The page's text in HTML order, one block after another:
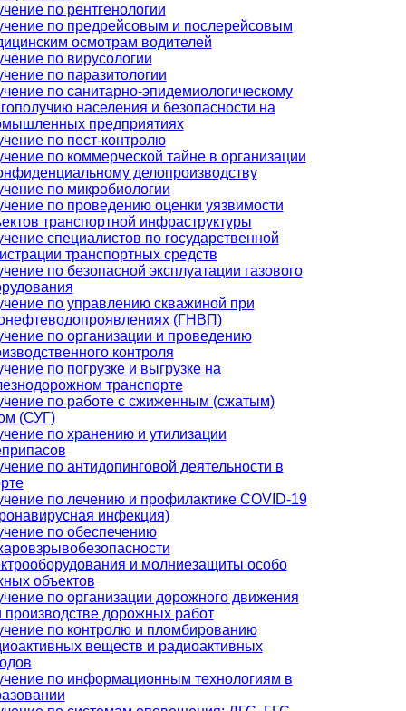
по рентгенологии
по предрейсовым и послерейсовым
осмотрам водителей
по вирусологии
по паразитологии
по санитарно-эпидемиологическому
населения и безопасности на
предприятиях
по пест-контролю
по коммерческой тайне в организации
делопроизводству
по микробиологии
по проведению оценки уязвимости
транспортной инфраструктуры
специалистов по государственной
транспортных средств
по безопасной эксплуатации газового
по управлению скважиной при
(ГНВП)
по организации и проведению
контроля
по погрузке и выгрузке на
транспорте
по работе с сжиженным (сжатым)
(СУГ)
по хранению и утилизации
по антидопинговой деятельности в
по лечению и профилактике COVID-19
инфекция)
по обеспечению
и молниезащиты особо
объектов
по организации дорожного движения
производстве дорожных работ
по контролю и пломбированию
веществ и радиоактивных
по информационным технологиям в